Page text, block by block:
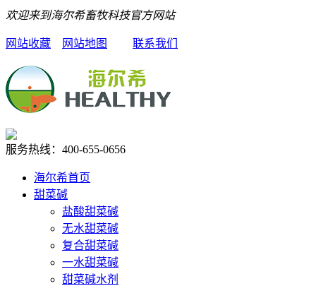
欢迎来到海尔希畜牧科技官方网站
网站收藏 网站地图 联系我们
服务热线： 400-655-0656
海尔希首页
甜菜碱
盐酸甜菜碱
无水甜菜碱
复合甜菜碱
一水甜菜碱
甜菜碱水剂